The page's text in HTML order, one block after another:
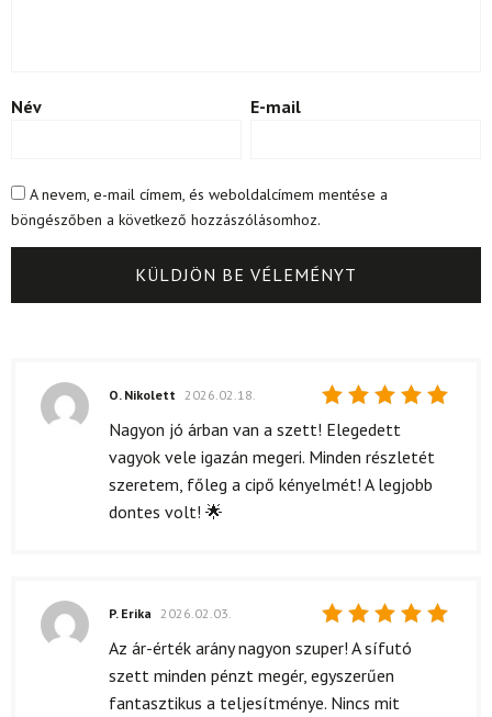
Név E-mail
A nevem, e-mail címem, és weboldalcímem mentése a
böngészőben a következő hozzászólásomhoz.
Értékelés:
/ 5
O. Nikolett 2026.02.18.
Nagyon jó árban van a szett! Elegedett
vagyok vele igazán megeri. Minden részletét
szeretem, főleg a cipő kényelmét! A legjobb
dontes volt! 🌟
Értékelés:
5
P. Erika 2026.02.03.
Az ár-érték arány nagyon szuper! A sífutó
szett minden pénzt megér, egyszerűen
fantasztikus a teljesítménye. Nincs mit